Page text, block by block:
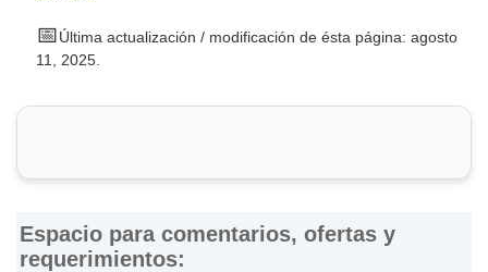
📅Última actualización / modificación de ésta página: agosto
11, 2025.
Espacio para comentarios, ofertas y
requerimientos: